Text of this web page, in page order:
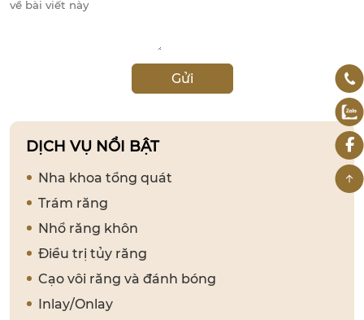
Gửi
DỊCH VỤ NỔI BẬT
Nha khoa tổng quát
Trám răng
Nhổ răng khôn
Điều trị tủy răng
Cạo vôi răng và đánh bóng
Inlay/Onlay